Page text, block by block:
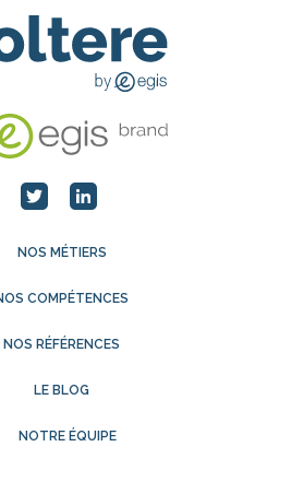
NOS MÉTIERS
COMPÉTENCES
NOS RÉFÉRENCES
LE BLOG
NOTRE ÉQUIPE